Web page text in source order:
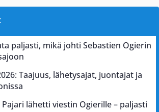
paljasti, mikä johti Sebastien Ogierin
Taajuus, lähetysajat, juontajat ja
Pajari lähetti viestin Ogierille – paljasti